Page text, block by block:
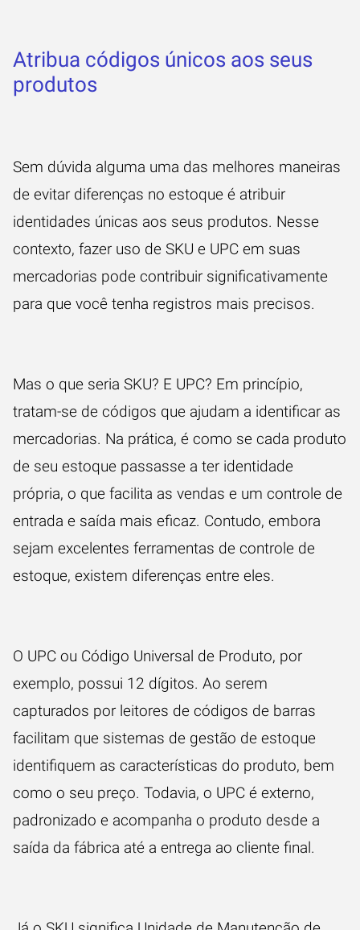
Atribua códigos únicos aos seus
produtos
Sem dúvida alguma uma das melhores maneiras
de evitar diferenças no estoque é atribuir
identidades únicas aos seus produtos. Nesse
contexto, fazer uso de SKU e UPC em suas
mercadorias pode contribuir significativamente
para que você tenha registros mais precisos.
Mas o que seria SKU? E UPC? Em princípio,
tratam-se de códigos que ajudam a identificar as
mercadorias. Na prática, é como se cada produto
de seu estoque passasse a ter identidade
própria, o que facilita as vendas e um controle de
entrada e saída mais eficaz. Contudo, embora
sejam excelentes ferramentas de controle de
estoque, existem diferenças entre eles.
O UPC ou Código Universal de Produto, por
exemplo, possui 12 dígitos. Ao serem
capturados por leitores de códigos de barras
facilitam que sistemas de gestão de estoque
identifiquem as características do produto, bem
como o seu preço. Todavia, o UPC é externo,
padronizado e acompanha o produto desde a
saída da fábrica até a entrega ao cliente final.